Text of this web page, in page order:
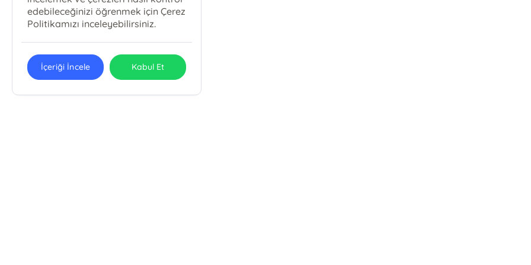
edebileceğinizi öğrenmek için Çerez
Politikamızı inceleyebilirsiniz.
İçeriği İncele Kabul Et